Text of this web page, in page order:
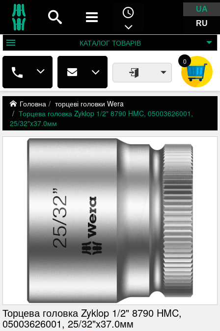
UA
RU
КАТАЛОГ ТОВАРІВ
0
Головна
торцеві головки Wera
Торцева головка Zyklop 1/2" 8790 HMC, 05003626001,
25/32"x37.0мм
Торцева головка Zyklop 1/2" 8790 HMC,
05003626001, 25/32"x37.0мм